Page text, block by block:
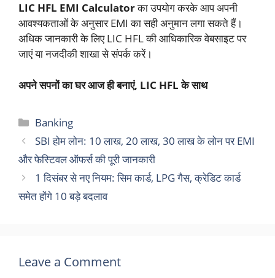
LIC HFL EMI Calculatorका उपयोग करके आप अपनी
आवश्यकताओं के अनुसार EMI का सही अनुमान लगा सकते हैं।
अधिक जानकारी के लिए LIC HFL की आधिकारिक वेबसाइट पर
जाएं या नजदीकी शाखा से संपर्क करें।
अपने सपनों का घर आज ही बनाएं, LIC HFL के साथ
Categories
Banking
SBI होम लोन: 10 लाख, 20 लाख, 30 लाख के लोन पर EMI
और फेस्टिवल ऑफर्स की पूरी जानकारी
1 दिसंबर से नए नियम: सिम कार्ड, LPG गैस, क्रेडिट कार्ड
समेत होंगे 10 बड़े बदलाव
Leave a Comment